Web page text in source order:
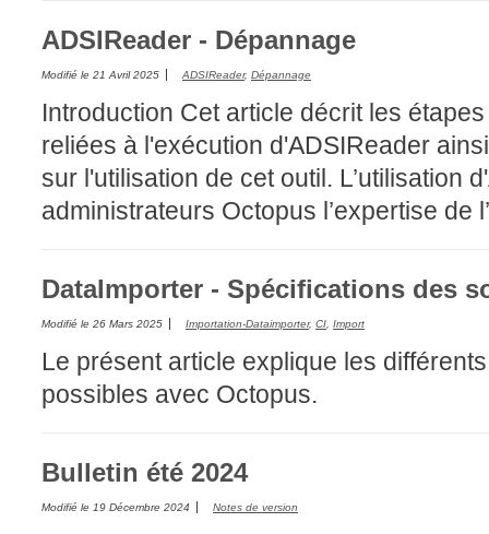
ADSIReader - Dépannage
Modifié le 21 Avril 2025 ADSIReader, Dépannage
Introduction Cet article décrit les
reliées à l'exécution d'ADSIReader
sur l'utilisation de cet outil. L’utilisation
administrateurs Octopus l’expertise de
DataImporter - Spécifications des
Modifié le 26 Mars 2025 Importation-Dataimporter, CI, Import
Le présent article explique les
possibles avec Octopus.
Bulletin été 2024
Modifié le 19 Décembre 2024 Notes de version